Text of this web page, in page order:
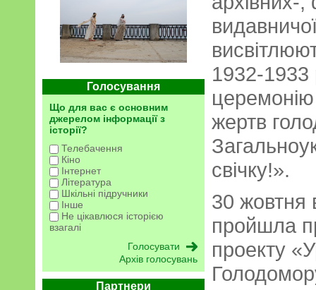
Голосування
Що для вас є основним
джерелом інформації з
історії?
Телебачення
Кіно
Інтернет
Література
Шкільні підручники
Інше
Не цікавлюся історією
взагалі
Архів голосувань
Партнери
1932-1933
жертв
свічку!».
30 жовтня
пройшла
проекту